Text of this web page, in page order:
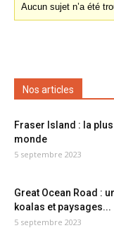
Aucun sujet n’a été
Nos articles
Fraser Island : la
monde
5 septembre 2023
Great Ocean Road :
koalas et paysages...
5 septembre 2023